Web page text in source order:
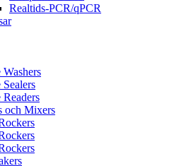
Realtids-PCR/qPCR
och Mixers